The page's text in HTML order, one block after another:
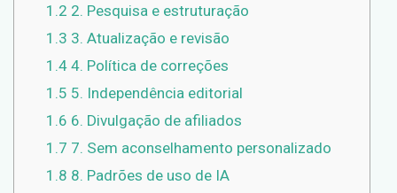
1.2 2. Pesquisa e estruturação
1.3 3. Atualização e revisão
1.44. Política de correções
1.5 5. Independência editorial
1.6 6. Divulgação de afiliados
1.7 7. Sem aconselhamento personalizado
1.8 8. Padrões de uso de IA